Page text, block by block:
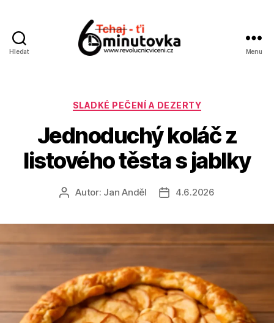
Hledat Menu
Rubriky
SLADKÉ PEČENÍ A DEZERTY
Jednoduchý koláč z
listového těsta s jablky
AutorAutor: Jan Anděl
Datum
4.6.2026